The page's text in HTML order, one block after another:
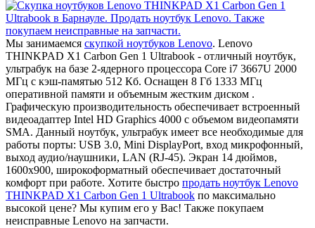
Мы занимаемся скупкой ноутбуков Lenovo. Lenovo
THINKPAD X1 Carbon Gen 1 Ultrabook - отличный ноутбук,
ультрабук на базе 2-ядерного процессора Core i7 3667U 2000
МГц с кэш-памятью 512 Кб. Оснащен 8 Гб 1333 МГц
оперативной памяти и объемным жестким диском .
Графическую производительность обеспечивает встроенный
видеоадаптер Intel HD Graphics 4000 с объемом видеопамяти
SMA. Данный ноутбук, ультрабук имеет все необходимые для
работы порты: USB 3.0, Mini DisplayPort, вход микрофонный,
выход аудио/наушники, LAN (RJ-45). Экран 14 дюймов,
1600x900, широкоформатный обеспечивает достаточный
комфорт при работе. Хотите быстро продать ноутбук Lenovo
THINKPAD X1 Carbon Gen 1 Ultrabook по максимально
высокой цене? Мы купим его у Вас! Также покупаем
неисправные Lenovo на запчасти.